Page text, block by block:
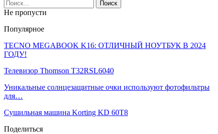
Не пропусти
Популярное
TECNO MEGABOOK K16: ОТЛИЧНЫЙ НОУТБУК В 2024
ГОДУ!
Телевизор Thomson T32RSL6040
Уникальные солнцезащитные очки используют фотофильтры
для…
Сушильная машина Korting KD 60T8
Поделиться